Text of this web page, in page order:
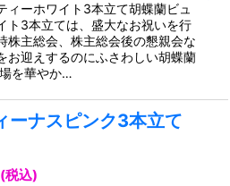
ィーホワイト3本立て胡蝶蘭ビュ
ト3本立ては、盛大なお祝いを行
株主総会、株主総会後の懇親会な
お迎えするのにふさわしい胡蝶蘭
を華やか…
ーナスピンク3本立て
(税込)